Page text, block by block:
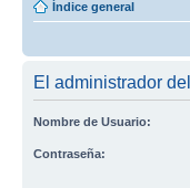
Índice general
El administrador
Nombre de Usuario:
Contraseña: